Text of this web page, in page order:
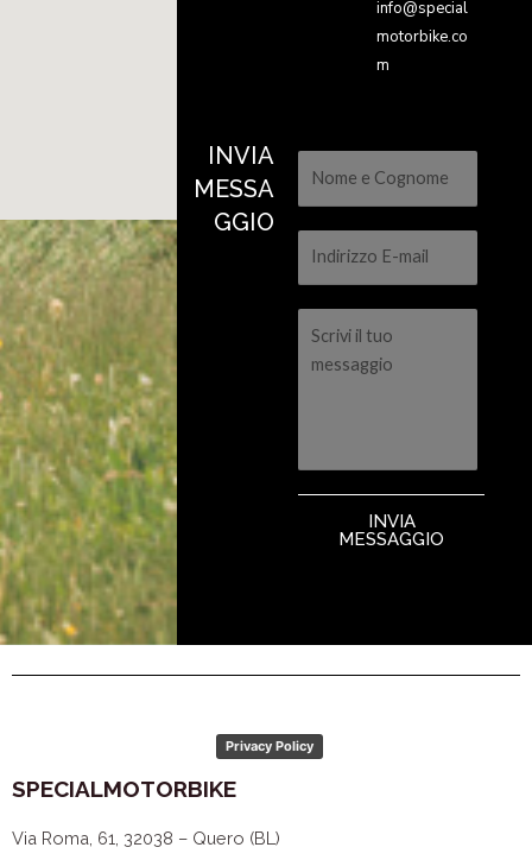
info@special
motorbike.co
m
INVIA
MESSA
GGIO
INVIA
MESSAGGIO
Privacy Policy
SPECIALMOTORBIKE
Via Roma, 61, 32038 – Quero (BL)